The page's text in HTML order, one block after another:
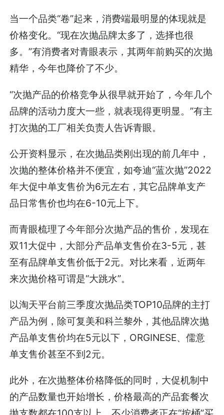
当一个品类“卷”起来，消费端最明显的体现就是
价格变化。“现在次抛品牌太多了，选择也很
多。”有消费者对青眼表示，其两年前购买的次抛
精华，今年也降价了不少。
“次抛产品的价格竞争从很早就开始了，今年几个
品牌的活动力度大一些，就表现得更明显。”有主
打次抛的工厂相关负责人告诉青眼。
公开资料显示，在次抛品类刚出现的前几年中，
次抛的整体价格并不便宜，如夸迪“蓝次抛”2022
年大促中单支售价为6元左右，其它品牌单支产
品日常售价也均在6-10元上下。
而青眼梳理了今年部分次抛产品的售价，发现在
双11大促中，大部分产品单支售价在3-5元，甚
至有品牌单支售价低于2元。对比来看，近两年
来次抛价格可谓是“大跳水”。
以淘天平台前三季度次抛品类TOP10品牌的主打
产品为例，除可复美和科兰黎外，其他品牌次抛
产品单支售价均在5元以下，ORGINESE、儒意
单支售价甚至不到2元。
此外，在次抛整体价格降低的同时，大促机制中
的产品数量也开始增长，价格最高的产品套餐次